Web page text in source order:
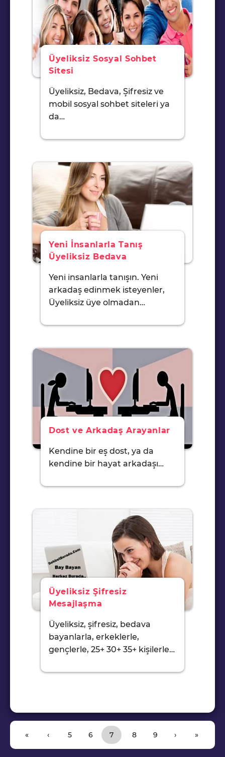
Üyeliksiz Sosyal Sohbet
Sitesi
Üyeliksiz, Bedava, Şifresiz ve
mobil sosyal sohbet siteleri ya
da…
Yeni İnsanlarla Tanış
Üyeliksiz Bedava
Yeni insanlarla tanışın. Yeni
arkadaş edinmek isteyenler,
Üyeliksiz üye olmadan…
Dost ve Arkadaş Arayanlar
Kendine bir eş dost, ya da
kendine bir hayat arkadaşı…
Üyeliksiz Şifresiz
Mesajlaşma
Üyeliksiz, şifresiz, bedava
bayanlarla, erkeklerle,
gençlerle, 25+ 30+ 35+ kişilerle…
Sayfa gezinme
« ‹ Sayfa
5 Sayfa
6 Geçerli Sayfa
7 Sayfa
8 Sayfa
9 › »